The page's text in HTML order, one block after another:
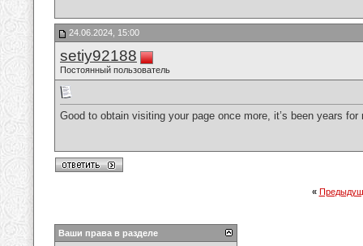
24.06.2024, 15:00
setiy92188
Постоянный пользователь
Good to obtain visiting your page once more, it’s been years
«
Ваши права в разделе